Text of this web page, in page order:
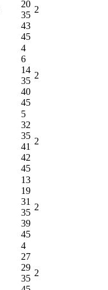
20
35
43
45
2
4
6
14
35
40
45
2
5
32
35
41
42
45
2
13
19
31
35
39
45
2
4
27
29
35
2